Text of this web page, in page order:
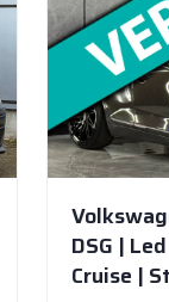
DSG |
Cruise |